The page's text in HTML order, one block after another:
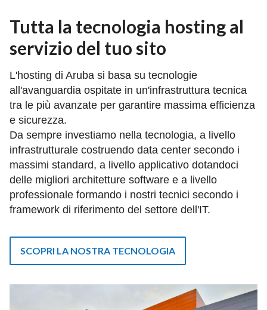
Tutta la tecnologia hosting al
servizio del tuo sito
L'hosting di Aruba si basa su tecnologie
all'avanguardia ospitate in un'infrastruttura tecnica
tra le più avanzate per garantire massima efficienza
e sicurezza.
Da sempre investiamo nella tecnologia, a livello
infrastrutturale costruendo data center secondo i
massimi standard, a livello applicativo dotandoci
delle migliori architetture software e a livello
professionale formando i nostri tecnici secondo i
framework di riferimento del settore dell'IT.
SCOPRI LA NOSTRA TECNOLOGIA